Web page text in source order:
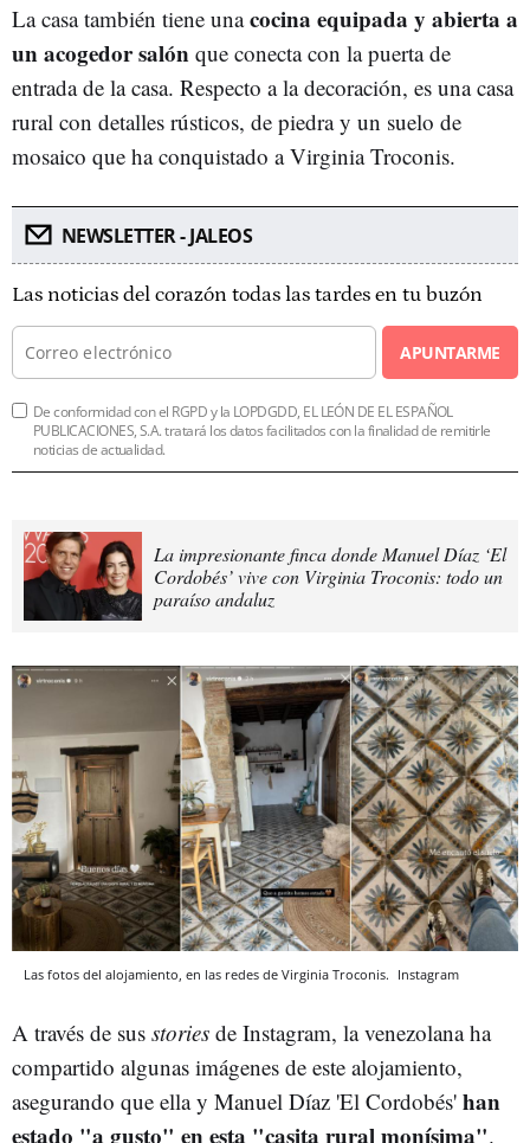
La casa también tiene unacocina equipada y abierta a
un acogedor salón que conecta con la puerta de
entrada de la casa. Respecto a la decoración, es una casa
rural con detalles rústicos, de piedra y un suelo de
mosaico que ha conquistado a Virginia Troconis.
NEWSLETTER - JALEOS
Las noticias del corazón todas las tardes en tu buzón
APUNTARME
De conformidad con el RGPD y la LOPDGDD, EL LEÓN DE EL ESPAÑOL
PUBLICACIONES, S.A. tratará los datos facilitados con la finalidad de remitirle
noticias de actualidad.
La impresionante finca donde Manuel Díaz ‘El
Cordobés’ vive con Virginia Troconis: todo un
paraíso andaluz
Las fotos del alojamiento, en las redes de Virginia Troconis. Instagram
A través de sus stories de Instagram, la venezolana ha
compartido algunas imágenes de este alojamiento,
asegurando que ella y Manuel Díaz 'El Cordobés' han
estado "a gusto" en esta "casita rural monísima".